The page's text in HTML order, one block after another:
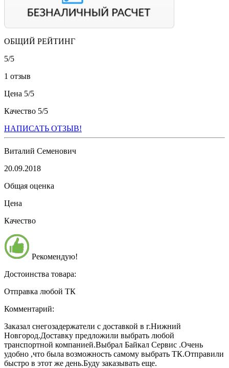
Вы можете оплатить свой заказ по безналичному расчету
счет на оплату.
ОБЩИЙ РЕЙТИНГ
5/5
1 отзыв
Цена 5/5
Качество 5/5
НАПИСАТЬ ОТЗЫВ!
Виталий Семенович
20.09.2018
Общая оценка
Цена
Качество
Рекомендую!
Достоинства товара:
Отправка любой ТК
Комментарий:
Заказал снегозадержатели с доставкой в г.Нижний
Новгород.Доставку предложили выбрать любой
транспортной компанией.Выбрал Байкал Сервис .Очень
удобно ,что была возможность самому выбрать ТК.Отправили
быстро в этот же день.Буду заказывать еще.